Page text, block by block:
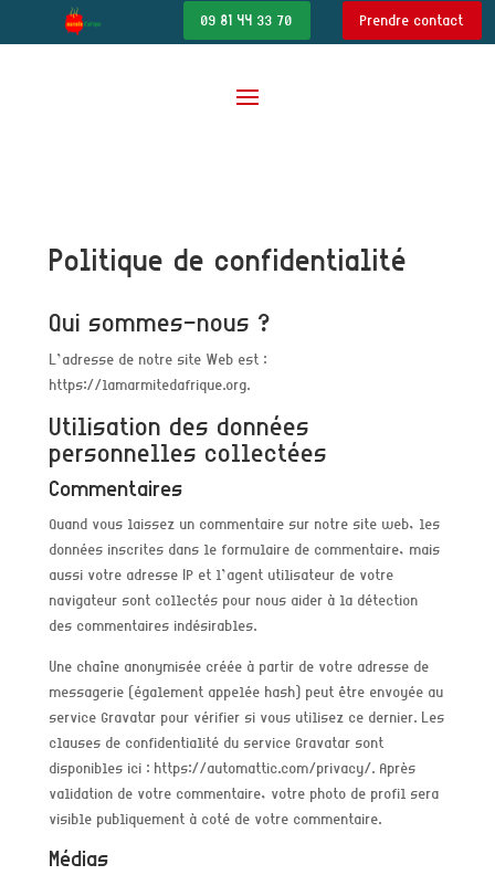
09 81 44 33 70 Prendre contact
Politique de confidentialité
Qui sommes-nous ?
L’adresse de notre site Web est :
https://lamarmitedafrique.org.
Utilisation des données
personnelles collectées
Commentaires
Quand vous laissez un commentaire sur notre site web, les
données inscrites dans le formulaire de commentaire, mais
aussi votre adresse IP et l’agent utilisateur de votre
navigateur sont collectés pour nous aider à la détection
des commentaires indésirables.
Une chaîne anonymisée créée à partir de votre adresse de
messagerie (également appelée hash) peut être envoyée au
service Gravatar pour vérifier si vous utilisez ce dernier. Les
clauses de confidentialité du service Gravatar sont
disponibles ici : https://automattic.com/privacy/. Après
validation de votre commentaire, votre photo de profil sera
visible publiquement à coté de votre commentaire.
Médias